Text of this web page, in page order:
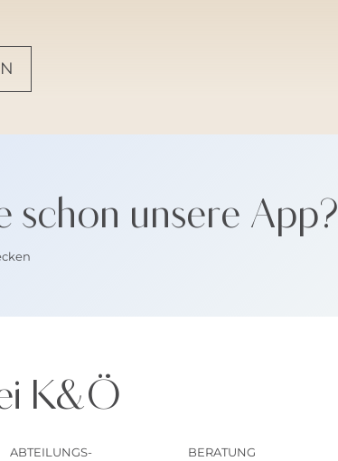
schon unsere App?
K&Ö
ABTEILUNGS-
BERATUNG